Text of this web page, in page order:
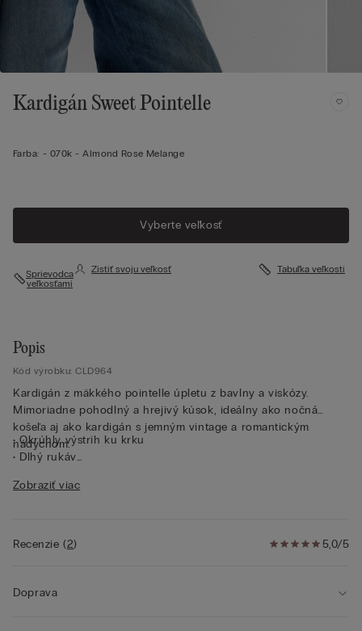
Kardigán Sweet Pointelle
Farba: - 070k - Almond Rose Melange
Vyberte veľkosť
Sprievodca
veľkosťami
Zistiť svoju veľkosť Tabuľka veľkostí
Popis
Kód výrobku: CLD964
Kardigán z mäkkého pointelle úpletu z bavlny a viskózy.
Mimoriadne pohodlný a hrejivý kúsok, ideálny ako nočná
košeľa aj ako kardigán s jemným vintage a romantickým
nádychom.
• Okrúhly výstrih ku krku
• Dlhý rukáv
• Klasický strih
Zobraziť viac
5,0/5
Recenzie(2)
Doprava